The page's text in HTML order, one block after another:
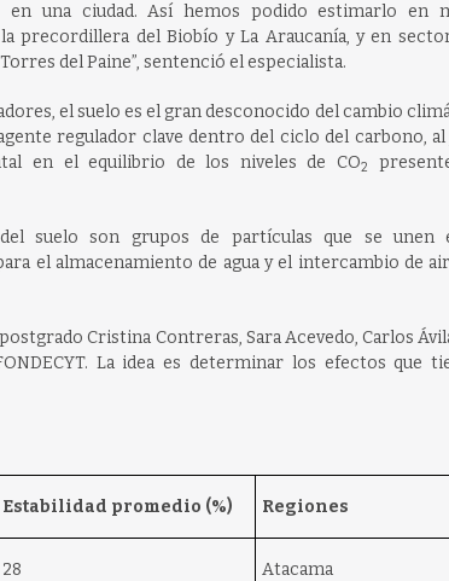
en una ciudad. Así hemos podido estimarlo en
precordillera del Biobío y La Araucanía, y en
del Paine”, sentenció el especialista.
el suelo es el gran desconocido del cambio
regulador clave dentro del ciclo del carbono, al
en el equilibrio de los niveles de CO2
del suelo son grupos de partículas que se unen
el almacenamiento de agua y el intercambio de
Cristina Contreras, Sara Acevedo, Carlos
La idea es determinar los efectos que
Estabilidad promedio (%) Regiones
28 Atacama